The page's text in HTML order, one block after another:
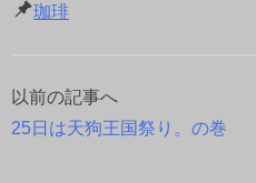
珈琲
投
以前の記事へ
25日は天狗王国祭り。の巻